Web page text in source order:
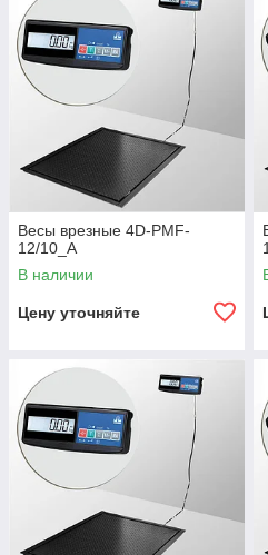
промышленности рамы
Поэтому врезные весы
складах, оптовых базах и
цехах. В комплекте к
рама, позволяющей
Такая установка помогает
производственную
процедуру взвешивания.
Весы
Не требуется больших
закатить груз на весы.
Можно взвешивать
Их практически
Весы врезные 4D-PMF-
12/10_A
В наличии
Цену уточняйте